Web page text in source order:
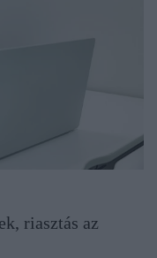
riasztás az